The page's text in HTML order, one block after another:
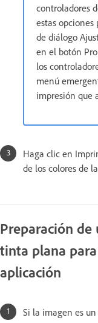
controladores
estas
de diálogo
en el botón
los
menú
impresión que
Haga clic en
de los colores de
Preparación de
tinta plana
aplicación
Si la imagen es